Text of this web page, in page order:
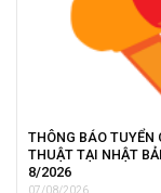
THÔNG BÁO
THUẬT TẠI NHẬT
8/2026